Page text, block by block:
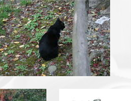
img_3419.jpg